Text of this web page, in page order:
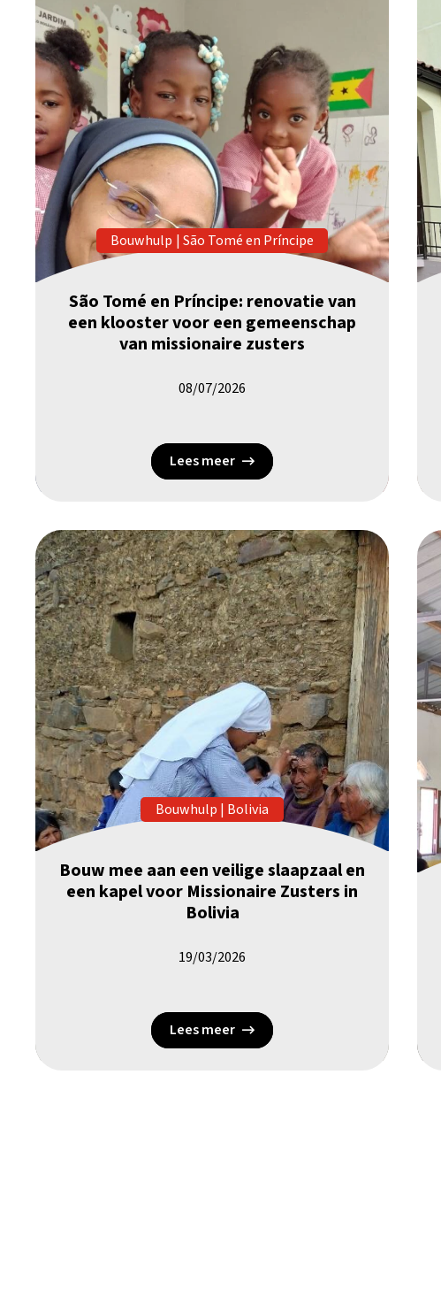
Bouwhulp | São Tomé en Príncipe
São Tomé en Príncipe: renovatie van
een klooster voor een gemeenschap
van missionaire zusters
08/07/2026
Lees meer
Bouwhulp | Bolivia
Bouw mee aan een veilige slaapzaal en
een kapel voor Missionaire Zusters in
Bolivia
19/03/2026
Lees meer